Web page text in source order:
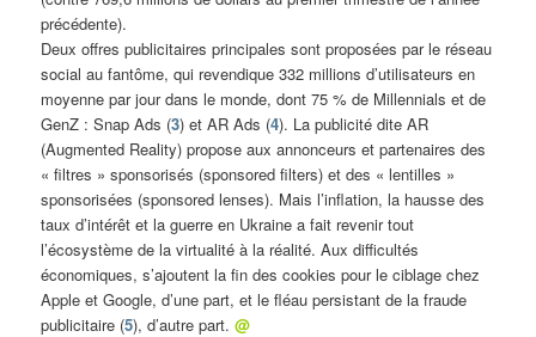
précédente).
Deux offres publicitaires principales sont proposées par le réseau
social au fantôme, qui revendique 332 millions d’utilisateurs en
moyenne par jour dans le monde, dont 75 % de Millennials et de
GenZ : Snap Ads (3) et AR Ads (4). La publicité dite AR
(Augmented Reality) propose aux annonceurs et partenaires des
« filtres » sponsorisés (sponsored filters) et des « lentilles »
sponsorisées (sponsored lenses). Mais l’inflation, la hausse des
taux d’intérêt et la guerre en Ukraine a fait revenir tout
l’écosystème de la virtualité à la réalité. Aux difficultés
économiques, s’ajoutent la fin des cookies pour le ciblage chez
Apple et Google, d’une part, et le fléau persistant de la fraude
publicitaire (5), d’autre part.@